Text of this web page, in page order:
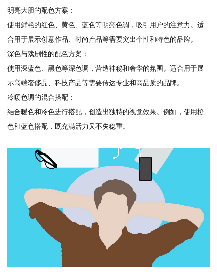
明亮大胆的配色方案：
使用鲜艳的红色、黄色、蓝色等明亮色调，吸引用户的注意力。适
合用于展示创意作品、时尚产品等需要突出个性和特色的品牌。
深色与戏剧性的配色方案：
使用深蓝色、黑色等深色调，营造神秘和奢华的氛围。适合用于展
示高端奢侈品、科技产品等需要传达专业和高品质的品牌。
冷暖色调的混合搭配：
结合暖色和冷色进行搭配，创造出独特的视觉效果。例如，使用橙
色和蓝色搭配，既充满活力又不失稳重。